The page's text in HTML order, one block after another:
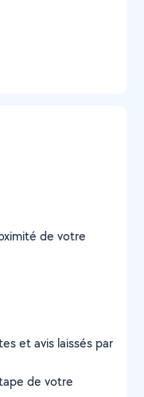
de votre
et avis laissés par
de votre